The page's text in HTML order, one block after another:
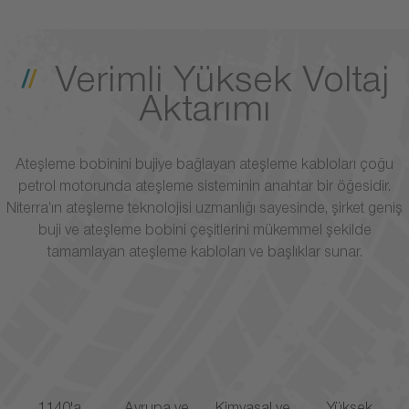
Verimli Yüksek Voltaj
Aktarımı
Ateşleme bobinini bujiye bağlayan ateşleme kabloları çoğu
petrol motorunda ateşleme sisteminin anahtar bir öğesidir.
Niterra’ın ateşleme teknolojisi uzmanlığı sayesinde, şirket geniş
buji ve ateşleme bobini çeşitlerini mükemmel şekilde
tamamlayan ateşleme kabloları ve başlıklar sunar.